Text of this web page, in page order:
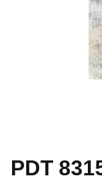
PDT